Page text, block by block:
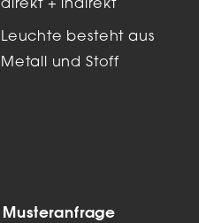
direkt + indirekt
Leuchte besteht aus
Metall und Stoff
Musteranfrage